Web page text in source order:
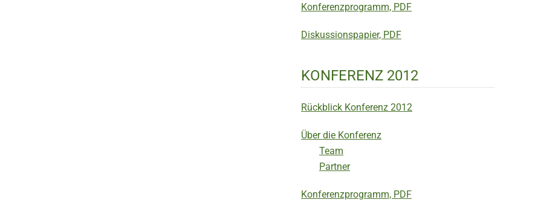
Konferenzprogramm, PDF
Diskussionspapier, PDF
KONFERENZ 2012
Rückblick Konferenz 2012
Über die Konferenz
Team
Partner
Konferenzprogramm, PDF